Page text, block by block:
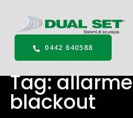
0442 640588
Tag:allarme
blackout